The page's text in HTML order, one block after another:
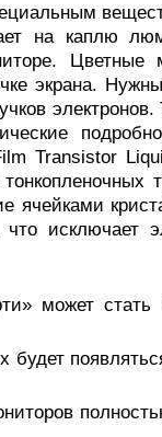
на каплю
экрана.
Transistor
ячейками
исключает
может